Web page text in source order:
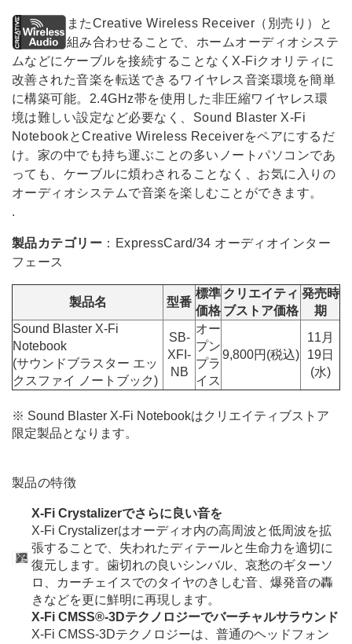
またCreative Wireless Receiver（別売り）と
組み合わせることで、ホームオーディオシステ
ムなどにケーブルを接続することなくX-Fiクオリティに
改善された音楽を転送できるワイヤレス音楽環境を簡単
に構築可能。2.4GHz帯を使用した非圧縮ワイヤレス環
境は難しい設定など必要なく、Sound Blaster X-Fi
NotebookとCreative Wireless Receiverをペアにするだ
け。家の中でも持ち運ぶことの多いノートパソコンであ
っても、ケーブルに煩わされることなく、お気に入りの
オーディオシステムで音楽を楽しむことができます。
.
製品カテゴリー ：ExpressCard/34 オーディオインター
フェース
製品名 型番
標準
価格
クリエイティ
ブストア価格
発売時
期
Sound Blaster X-Fi
Notebook
(サウンドブラスター エッ
クスファイ ノートブック)
SB-
XFI-
NB
オー
プン
プラ
イス
9,800円(税込)
11月
19日
(水)
※ Sound Blaster X-Fi Notebookはクリエイティブストア
限定製品となります。
製品の特徴
X-Fi Crystalizerでさらに良い音を
X-Fi Crystalizerはオーディオ内の高周波と低周波を拡
張することで、失われたディテールと生命力を適切に
復元します。歯切れの良いシンバル、哀愁のギターソ
ロ、カーチェイスでのタイヤのきしむ音、爆発音の轟
きなどを更に鮮明に再現します。
X-Fi CMSS®-3Dテクノロジーでバーチャルサラウンド
X-Fi CMSS-3Dテクノロジーは、普通のヘッドフォン